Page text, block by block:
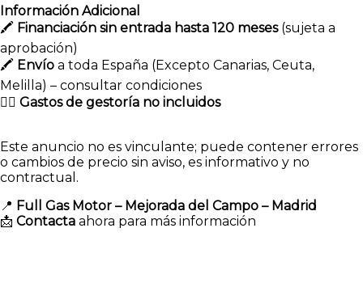
Información Adicional
🖍 Financiación sin entrada hasta 120 meses(sujeta a
aprobación)
🖍 Envío a toda España (Excepto Canarias, Ceuta,
Melilla) – consultar condiciones
👉🏻 Gastos de gestoría no incluidos
Este anuncio no es vinculante; puede contener errores
o cambios de precio sin aviso, es informativo y no
contractual.
📍 Full Gas Motor – Mejorada del Campo – Madrid
📩 Contacta ahora para más información